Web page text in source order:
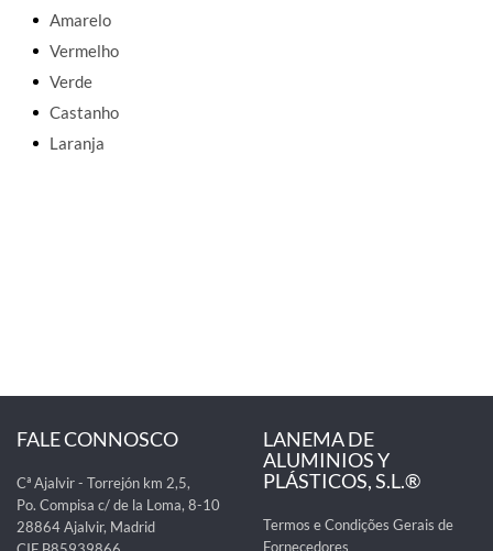
Amarelo
Vermelho
Verde
Castanho
Laranja
FALE CONNOSCO
Cª Ajalvir - Torrejón km 2,5,
Po. Compisa c/ de la Loma, 8-10
28864 Ajalvir, Madrid
LANEMA DE
ALUMINIOS Y
PLÁSTICOS, S.L.®
Termos e Condições Gerais de
Fornecedores